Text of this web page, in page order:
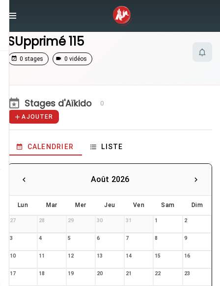
SUpprimé 115
SUpprimé 115
0 stages 0 vidéos
Stages d'Aïkido 0
AJOUTER
CALENDRIER LISTE
Août 2026
Lun Mar Mer Jeu Ven Sam Dim
27 28 29 30 31 1 2
3 4 5 6 7 8 9
10 11 12 13 14 15 16
17 18 19 20 21 22 23